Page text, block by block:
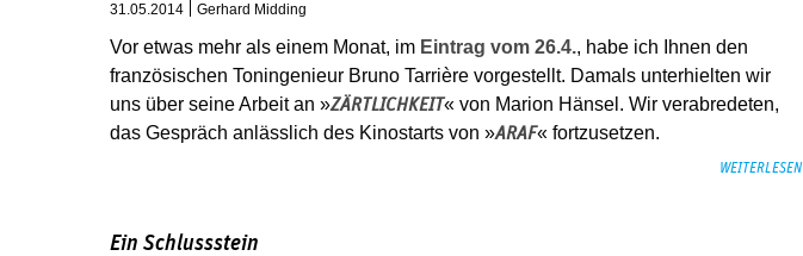
31.05.2014 Gerhard Midding
Vor etwas mehr als einem Monat, im Eintrag vom 26.4., habe ich Ihnen den
französischen Toningenieur Bruno Tarrière vorgestellt. Damals unterhielten wir
uns über seine Arbeit an »ZÄRTLICHKEIT« von Marion Hänsel. Wir verabredeten,
das Gespräch anlässlich des Kinostarts von »ARAF« fortzusetzen.
WEITERLESEN
Ein Schlussstein